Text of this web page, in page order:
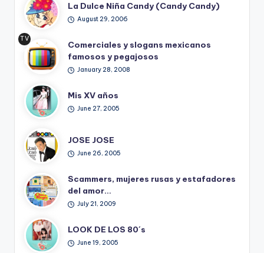
La Dulce Niña Candy (Candy Candy)
August 29, 2006
TV
Ret
ro
Comerciales y slogans mexicanos
famosos y pegajosos
January 28, 2008
Mis XV años
June 27, 2005
JOSE JOSE
June 26, 2005
Scammers, mujeres rusas y estafadores
del amor…
July 21, 2009
LOOK DE LOS 80´s
June 19, 2005